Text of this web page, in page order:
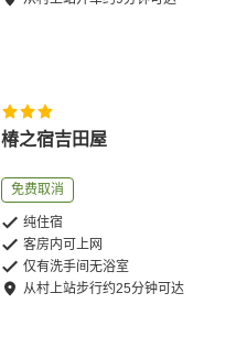
椿之宿吉田屋
免费取消
纯住宿
客房内可上网
仅有洗手间无浴室
从村上站步行约25分钟可达